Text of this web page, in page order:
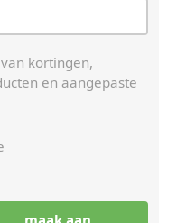
kortingen,
en aangepaste